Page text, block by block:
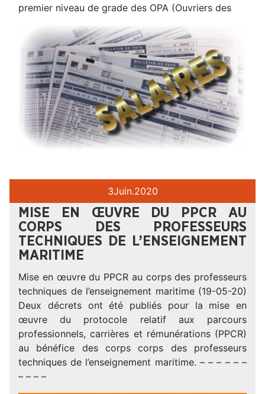
premier niveau de grade des OPA (Ouvriers des
3Juin.2020
MISE EN ŒUVRE DU PPCR AU
CORPS DES PROFESSEURS
TECHNIQUES DE L’ENSEIGNEMENT
MARITIME
Mise en œuvre du PPCR au corps des professeurs
techniques de l’enseignement maritime (19-05-20)
Deux décrets ont été publiés pour la mise en
œuvre du protocole relatif aux parcours
professionnels, carrières et rémunérations (PPCR)
au bénéfice des corps corps des professeurs
techniques de l’enseignement maritime. – – – – – –
– – – –